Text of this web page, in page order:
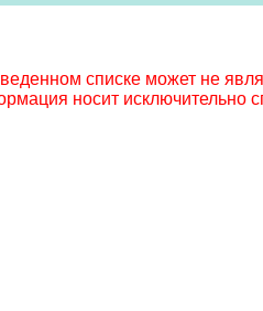
списке может не
носит исключительно